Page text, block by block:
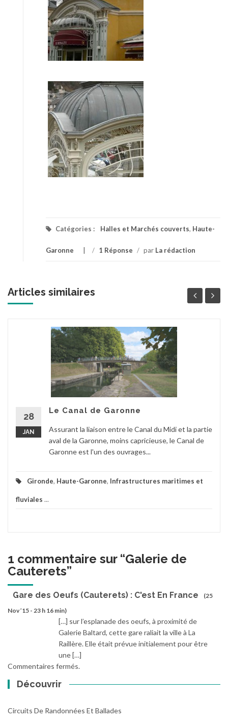
Catégories : Halles et Marchés couverts, Haute-
Garonne / 1 Réponse / par La rédaction
Articles similaires
28
JAN
Le Canal de Garonne
Assurant la liaison entre le Canal du Midi et la partie
aval de la Garonne, moins capricieuse, le Canal de
Garonne est l'un des ouvrages...
Gironde, Haute-Garonne, Infrastructures maritimes et
fluviales ...
1 commentaire sur “Galerie de
Cauterets”
Gare des Oeufs (Cauterets) : C'est En France
(25
Nov ’15 - 23 h 16 min)
[…] sur l’esplanade des oeufs, à proximité de
Galerie Baltard, cette gare raliait la ville à La
Raillère. Elle était prévue initialement pour être
une […]
Commentaires fermés.
Découvrir
Circuits De Randonnées Et Ballades